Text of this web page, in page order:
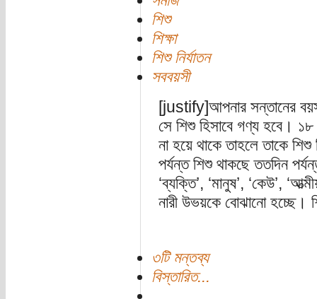
শিশু
শিক্ষা
শিশু নির্যাতন
সববয়সী
[justify]আপনার সন্তানের
সে শিশু হিসাবে গণ্য হবে। ১৮
না হয়ে থাকে তাহলে তাকে
পর্যন্ত শিশু থাকছে ততদিন
‘ব্যক্তি’, ‘মানুষ’, ‘কেউ’,
নারী উভয়কে বোঝানো হচ্ছে।
৩টি মন্তব্য
বিস্তারিত...